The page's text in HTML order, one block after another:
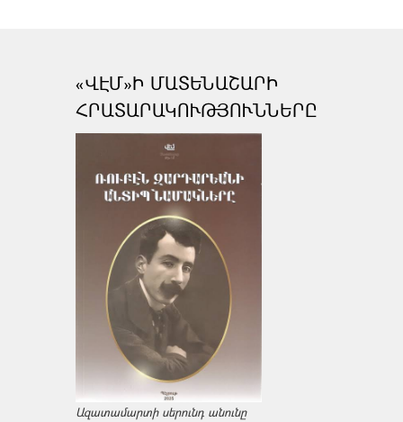
«ՎԷՄ»Ի ՄԱՏԵՆԱՇԱՐԻ
ՀՐԱՏԱՐԱԿՈՒԹՅՈՒՆՆԵՐԸ
Ազատամարտի սերունդ անունը